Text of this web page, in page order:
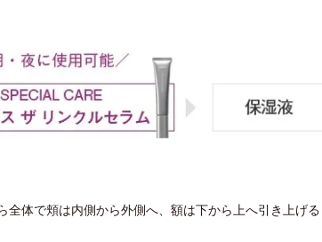
体で頬は内側から外側へ、額は下から上へ引き上げる